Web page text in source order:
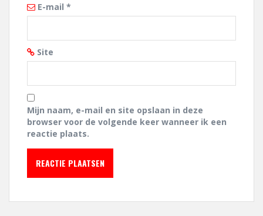
E-mail *
Site
Mijn naam, e-mail en site opslaan in deze
browser voor de volgende keer wanneer ik een
reactie plaats.